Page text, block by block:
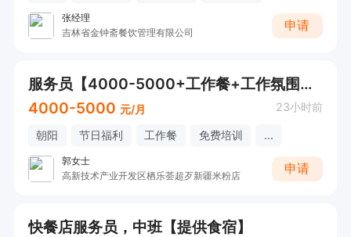
张经理
吉林省金钟斋餐饮管理有限公司
申请
服务员【4000-5000+工作餐+工作氛围好】
4000-5000 元/月 23小时前
朝阳 节日福利 工作餐 免费培训 ...
郭女士
高新技术产业开发区栖乐荟超歹新疆米粉店
申请
快餐店服务员，中班【提供食宿】